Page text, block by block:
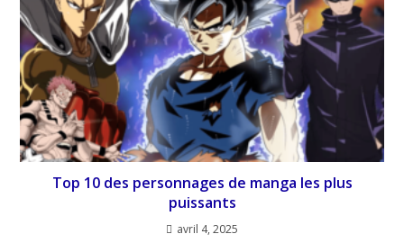
Top 10 des personnages de manga les plus
puissants
avril 4, 2025